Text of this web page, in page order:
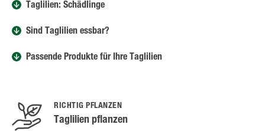
Taglilien: Schädlinge
Sind Taglilien essbar?
Passende Produkte für Ihre Taglilien
RICHTIG PFLANZEN
Taglilien pflanzen